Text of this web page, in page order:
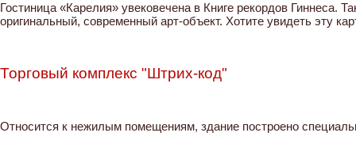
Гостиница «Карелия» увековечена в Книге рекордов Гиннеса.
оригинальный, современный арт-объект. Хотите увидеть эту
Торговый комплекс "Штрих-код"
Относится к нежилым помещениям, здание построено